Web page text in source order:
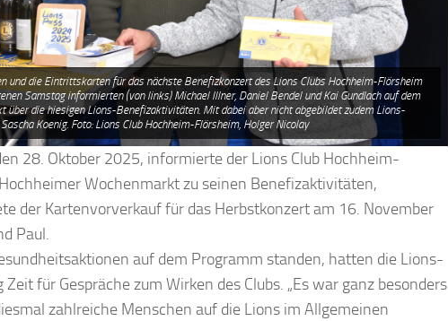
und die Eintrittskarten für das nächste Benefizkonzert des Lions Clubs Hochheim-Flörsheim
Samstag informierten (von links) Michael Illner, Daniel Bendel und Kai Gundlach auf dem
über die hiesigen Lions-Benefizaktivitäten. Mit dabei aber nicht abgebildet zudem Lions-
Koenig. Foto: Lions Club Hochheim-Flörsheim, Holger Nicolay
28. Oktober 2025, informierte der Lions Club Hochheim-
Wochenmarkt zu seinen Benefizaktivitäten,
der Kartenvorverkauf für das Herbstkonzert am 16. November
Paul.
auf dem Programm standen, hatten die Lions-
für Gespräche zum Wirken des Clubs. „Es war ganz besonders
zahlreiche Menschen auf die Lions im Allgemeinen